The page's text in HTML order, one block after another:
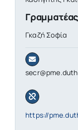
Γκαζή Σοφία
https://